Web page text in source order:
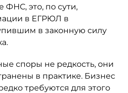
ФНС, это, по сути,
в ЕГРЮЛ в
в законную силу
споры не редкость, они
в практике. Бизнес
требуются для этого